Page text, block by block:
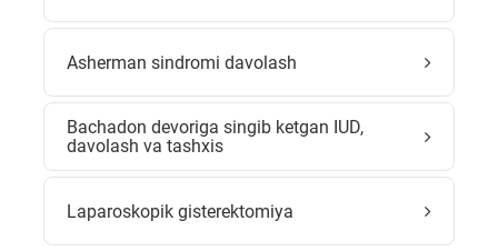
Asherman sindromi davolash
Bachadon devoriga singib ketgan IUD,
davolash va tashxis
Laparoskopik gisterektomiya